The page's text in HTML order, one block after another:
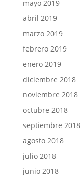
mayo 2019
abril 2019
marzo 2019
febrero 2019
enero 2019
diciembre 2018
noviembre 2018
octubre 2018
septiembre 2018
agosto 2018
julio 2018
junio 2018